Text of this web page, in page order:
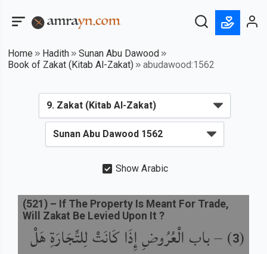
Home Hadith
Sunan Abu Dawood
Book of Zakat (Kitab Al-Zakat)
abudawood:1562
Show Arabic
(
3
) –باب الْعُرُوضِ إِذَا كَانَتْ لِلتِّجَارَةِ هَلْ
(521 ) – If The Property Is Meant For Trade,
Will Zakat Be Levied Upon It ?